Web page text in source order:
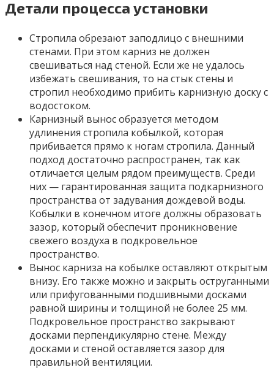
Детали процесса установки
Стропила обрезают заподлицо с внешними
стенами. При этом карниз не должен
свешиваться над стеной. Если же не удалось
избежать свешивания, то на стык стены и
стропил необходимо прибить карнизную доску с
водостоком.
Карнизный вынос образуется методом
удлинения стропила кобылкой, которая
прибивается прямо к ногам стропила. Данный
подход достаточно распространен, так как
отличается целым рядом преимуществ. Среди
них — гарантированная защита подкарнизного
пространства от задувания дождевой воды.
Кобылки в конечном итоге должны образовать
зазор, который обеспечит проникновение
свежего воздуха в подкровельное
пространство.
Вынос карниза на кобылке оставляют открытым
внизу. Его также можно и закрыть оструганными
или прифугованными подшивными досками
равной ширины и толщиной не более 25 мм.
Подкровельное пространство закрывают
досками перпендикулярно стене. Между
досками и стеной оставляется зазор для
правильной вентиляции.